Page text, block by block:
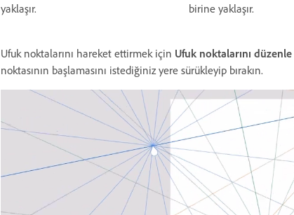
yaklaşır.
birine yaklaşır.
Ufuk noktalarını hareket ettirmek için Ufuk noktalarını düzenle
noktasının başlamasını istediğiniz yere sürükleyip bırakın.